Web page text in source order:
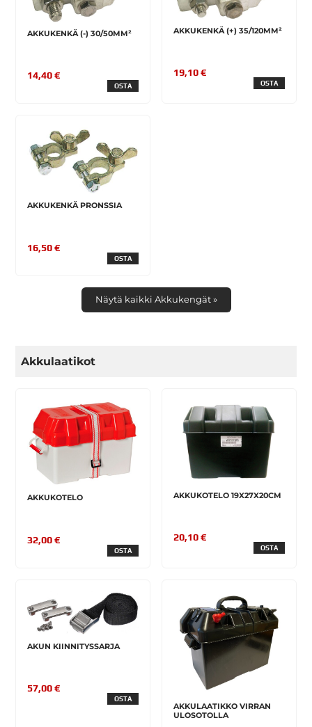
AKKUKENKÄ (-) 30/50MM²
14,40 €
OSTA
AKKUKENKÄ (+) 35/120MM²
19,10 €
OSTA
AKKUKENKÄ PRONSSIA
16,50 €
OSTA
Näytä kaikki Akkukengät »
Akkulaatikot
AKKUKOTELO
32,00 €
OSTA
AKKUKOTELO 19X27X20CM
20,10 €
OSTA
AKUN KIINNITYSSARJA
57,00 €
OSTA
AKKULAATIKKO VIRRAN
ULOSOTOLLA